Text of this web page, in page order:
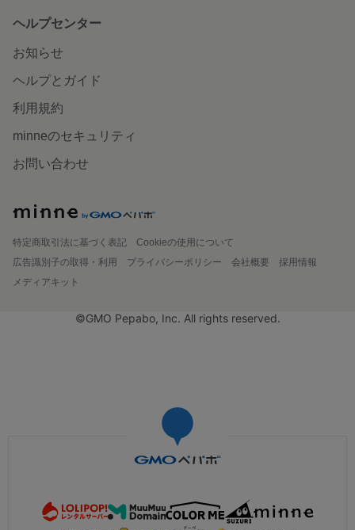
ヘルプセンター
お知らせ
ヘルプとガイド
利用規約
minneのセキュリティ
お問い合わせ
特定商取引法に基づく表記
Cookieの使用について
広告識別子の取得・利用
プライバシーポリシー 会社概要
採用情報
メディアキット
©GMO Pepabo, Inc. All rights reserved.